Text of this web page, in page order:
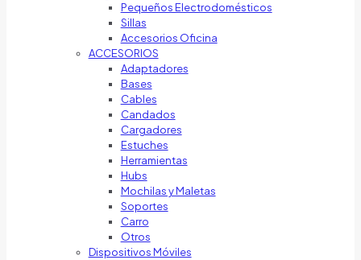
Pequeños Electrodomésticos
Sillas
Accesorios Oficina
ACCESORIOS
Adaptadores
Bases
Cables
Candados
Cargadores
Estuches
Herramientas
Hubs
Mochilas y Maletas
Soportes
Carro
Otros
Dispositivos Móviles